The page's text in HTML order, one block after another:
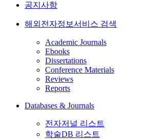
공지사항
해외전자정보서비스 검색
Academic Journals
Ebooks
Dissertations
Conference Materials
Reviews
Reports
Databases & Journals
전자저널 리스트
학술DB 리스트